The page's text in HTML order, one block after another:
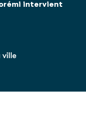
intervient
ville